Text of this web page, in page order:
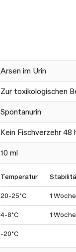
Arsen im Urin
Zur toxikologischen
Spontanurin
Kein Fischverzehr 48
10 ml
Temperatur
20-25°C 1 Woche
4-8°C 1 Woche
-20°C